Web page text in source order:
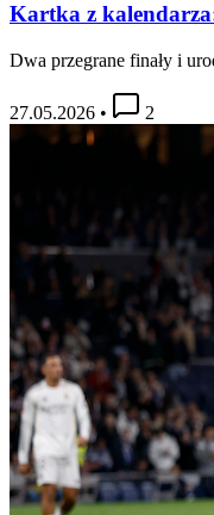
Kartka z
Dwa przegrane finały i
27.05.2026 • 2